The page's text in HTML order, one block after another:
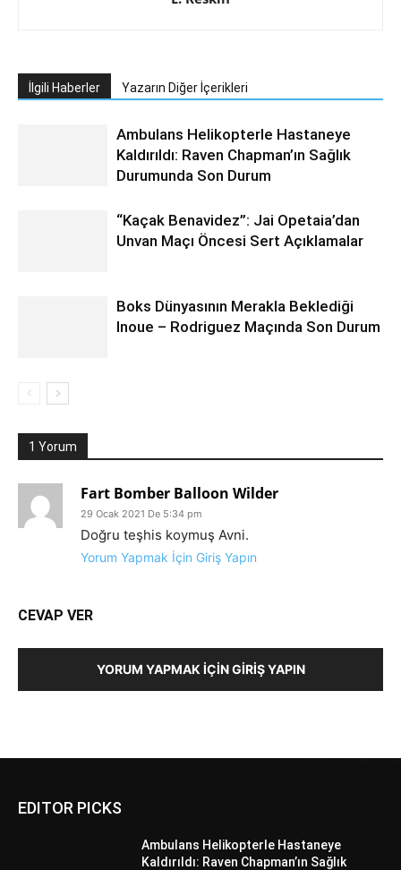
İlgili Haberler Yazarın Diğer İçerikleri
Ambulans Helikopterle Hastaneye
Kaldırıldı: Raven Chapman’ın Sağlık
Durumunda Son Durum
“Kaçak Benavidez”: Jai Opetaia’dan
Unvan Maçı Öncesi Sert Açıklamalar
Boks Dünyasının Merakla Beklediği
Inoue – Rodriguez Maçında Son Durum
1 Yorum
Fart Bomber Balloon Wilder
29 Ocak 2021 De 5:34 pm
Doğru teşhis koymuş Avni.
Yorum Yapmak İçin Giriş Yapın
CEVAP VER
YORUM YAPMAK İÇIN GIRIŞ YAPIN
EDITOR PICKS
Ambulans Helikopterle Hastaneye
Kaldırıldı: Raven Chapman’ın Sağlık